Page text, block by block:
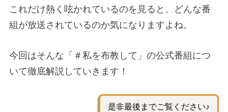
これだけ熱く呟かれているのを見ると、どんな番
組が放送されているのか気になりますよね。
今回はそんな「＃私を布教して」の公式番組につ
いて徹底解説していきます！
是非最後までご覧ください♪